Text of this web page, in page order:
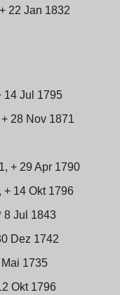
22 Jan 1832
14 Jul 1795
28 Nov 1871
+ 29 Apr 1790
+ 14 Okt 1796
8 Jul 1843
Dez 1742
1735
Okt 1796